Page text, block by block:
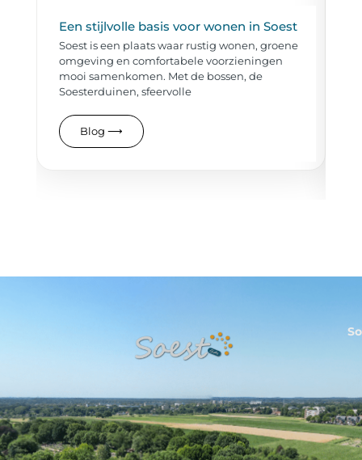
Een stijlvolle basis voor wonen in Soest
Soest is een plaats waar rustig wonen, groene
omgeving en comfortabele voorzieningen
mooi samenkomen. Met de bossen, de
Soesterduinen, sfeervolle
Blog ⟶